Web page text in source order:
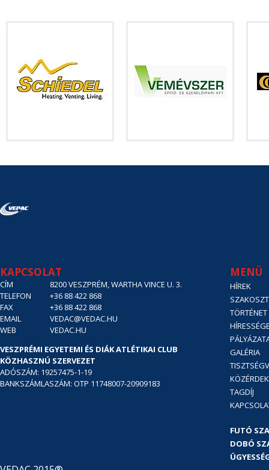
KAPCSOLAT
CÍM
8200 VESZPRÉM, WARTHA VINCE U. 3.
TELEFON
+36 88 422 868
FAX
+36 88 422 868
EMAIL
VEDAC@VEDAC.HU
WEB
VEDAC.HU
VESZPRÉMI EGYETEMI ÉS DIÁK ATLÉTIKAI CLUB
KÖZHASZNÚ SZERVEZET
ADÓSZÁM: 19257475-1-19
BANKSZÁMLASZÁM: OTP 11748007-20909183
MENÜ
HÍREK
TÖRTÉNET
GALÉRIA
TAGDÍJ
FUTÓ
DOBÓ